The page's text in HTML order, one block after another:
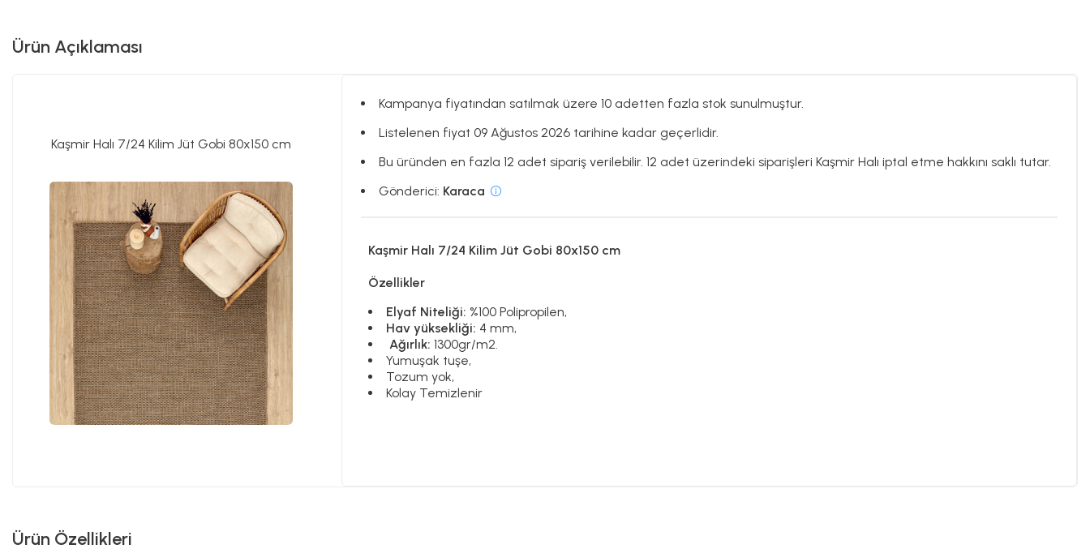
Ürün Açıklaması
Kaşmir Halı 7/24 Kilim Jüt Gobi 80x150 cm
Kampanya fiyatından satılmak üzere 10 adetten fazla stok sunulmuştur.
Listelenen fiyat 09 Ağustos 2026 tarihine kadar geçerlidir.
Bu üründen en fazla 12 adet sipariş verilebilir. 12 adet üzerindeki siparişleri Kaşmir Halı iptal etme hakkını saklı tutar.
Gönderici: Karaca
Kaşmir Halı 7/24 Kilim Jüt Gobi 80x150 cm
Özellikler
Elyaf Niteliği: %100 Polipropilen,
Hav yüksekliği: 4 mm,
Ağırlık:1300gr/m2.
Yumuşak tuşe,
Tozum yok,
Kolay Temizlenir
Ürün Özellikleri